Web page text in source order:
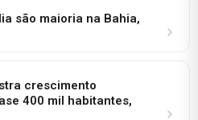
são maioria na Bahia,
crescimento
400 mil habitantes,